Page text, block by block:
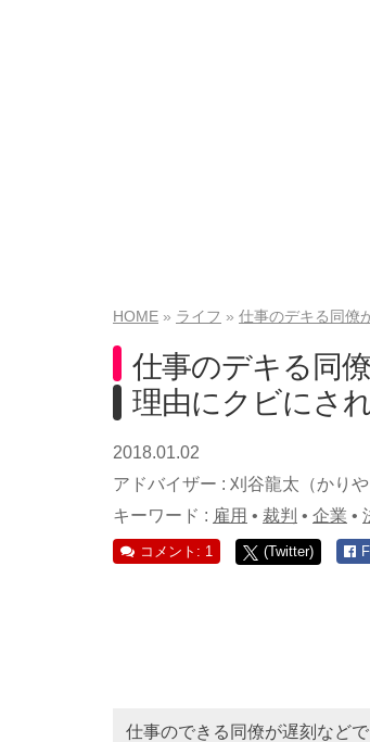
HOME ライフ 仕事のデキる同僚
仕事のデキる同
理由にクビにさ
2018.01.02
アドバイザー : 刈谷龍太（かりや
キーワード : 雇用 • 裁判 • 企業 •
コメント: 1 (Twitter)
仕事のできる同僚が遅刻など